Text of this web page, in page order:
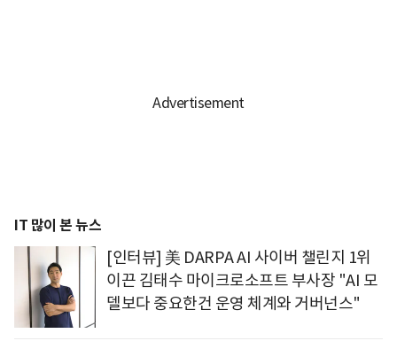
IT 많이 본 뉴스
[인터뷰] 美 DARPA AI 사이버 챌린지 1위
이끈 김태수 마이크로소프트 부사장 "AI 모
델보다 중요한건 운영 체계와 거버넌스"